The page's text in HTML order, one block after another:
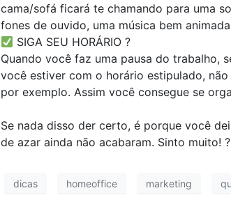
cama/sofá ficará te chamando para uma
fones de ouvido, uma música bem
SIGA SEU HORÁRIO ?⠀
Quando você faz uma pausa do trabalho,
você estiver com o horário estipulado,
por exemplo. Assim você consegue se
Se nada disso der certo, é porque você
de azar ainda não acabaram. Sinto muito! ?⠀
dicas homeoffice marketing